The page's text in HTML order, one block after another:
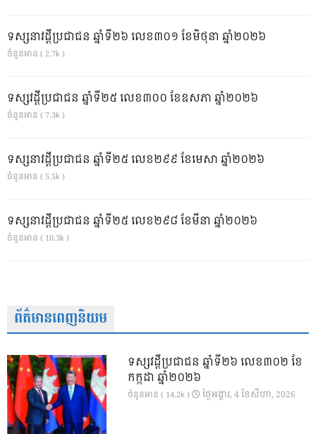
ទស្សនាវដ្ដីប្រជាជន ឆ្នាំទី២៦ លេខ៣០១ ខែមិថុនា ឆ្នាំ២០២៦
ចំនួនអាន ( 2.7k )
ទស្សវដ្តីប្រជាជន ឆ្នាំទី២៥ លេខ៣០០ ខែឧសភា ឆ្នាំ២០២៦
ចំនួនអាន ( 7.3k )
ទស្សនាវដ្ដីប្រជាជន ឆ្នាំទី២៥ លេខ២៩៩ ខែមេសា ឆ្នាំ២០២៦
ចំនួនអាន ( 5.5k )
ទស្សនាវដ្ដីប្រជាជន ឆ្នាំទី២៥ លេខ២៩៨ ខែមីនា ឆ្នាំ២០២៦
ចំនួនអាន ( 10.3k )
ព័ត៌មានពេញនិយម
ទស្សវដ្តីប្រជាជន ឆ្នាំទី២៦ លេខ៣០២ ខែ
កក្កដា ឆ្នាំ២០២៦
ចំនួនអាន ( 14.2k ) ថ្ងៃ​អង្គារ, 4 ខែ​សីហា, 2026